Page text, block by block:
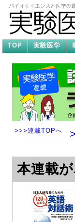
TOP 実験医学
>>>連載TOPへ
本連載